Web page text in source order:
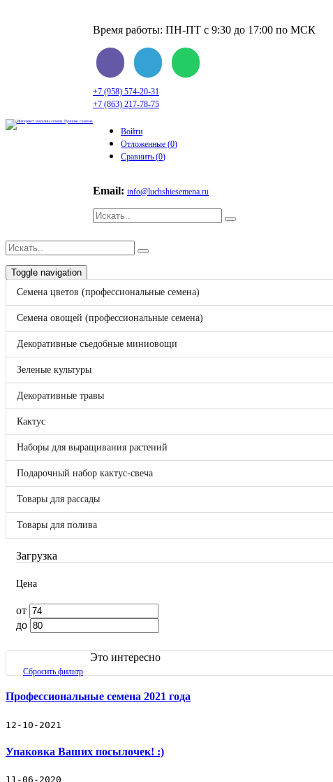
Время работы: ПН-ПТ с 9:30 до 17:00 по МСК
+7 (958) 574-20-31
+7 (863) 217-78-75
Войти
Отложенные (0)
Сравнить (0)
Email: info@luchshiesemena.ru
Toggle navigation
Bejo
Benary
Clause
DLF (Дания)
Enza Zaden
FloraNova!
Hazera
Hem Genetics
Hollar Seeds
Kieft
May Seed
Nunhems
Pan American
Seminis
Syngenta
Takii Europe
Vegetallis
Гавриш
Семена цветов (профессиональные семена)
Семена овощей (профессиональные семена)
Декоративные съедобные миниовощи
Зеленые культуры
Декоративные травы
Корзина0
Семена цветов (профессиональные семена)
Семена овощей (профессиональные семена)
Декоративные съедобные миниовощи
Зеленые культуры
Декоративные травы
Кактус
Наборы для выращивания растений
Подарочный набор кактус-свеча
Товары для рассады
Товары для полива
Загрузка
Цена
от
до
Сбросить фильтр
Это интересно
Профессиональные семена 2021 года
12-10-2021
Упаковка Ваших посылочек! :)
11-06-2020